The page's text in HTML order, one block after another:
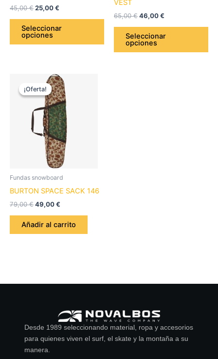
45,00€25,00€
Seleccionar
opciones
página
producto
VEST
65,00€46,00€
Seleccionar
opciones
¡Oferta!
¡Oferta!
Fundas snowboard
BURTON SPACE SACK 146
79,00€
precio
original
era:
79,00 €.
49,00€
El
precio
actual
es:
49,00 €.
Añadir al carrito
Desde 1989 seleccionando material, ropa y accesorios
para quienes viven el surf, el skate y la montaña a su
manera.